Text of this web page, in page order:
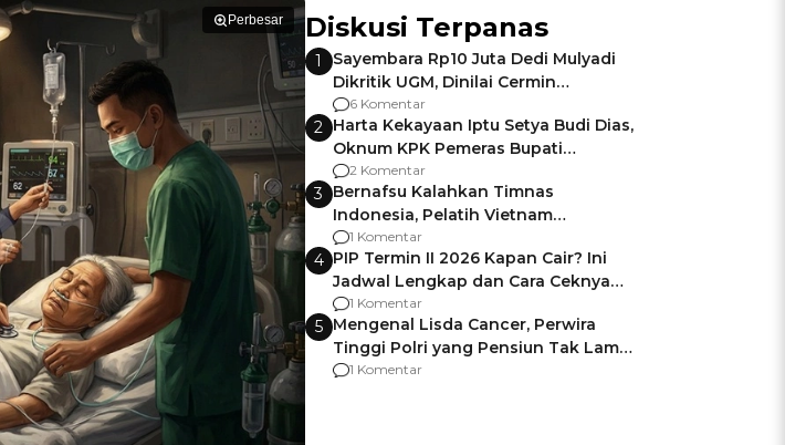
Perbesar Diskusi Terpanas
1
Sayembara Rp10 Juta Dedi Mulyadi
Dikritik UGM, Dinilai Cermin
Gagalnya Negara Jamin Keamanan
6 Komentar
2 Harta Kekayaan Iptu Setya Budi Dias,
Oknum KPK Pemeras Bupati
Pemalang
2 Komentar
3 Bernafsu Kalahkan Timnas
Indonesia, Pelatih Vietnam
Berencana Pakai Jimat di Pakansari
1 Komentar
4 PIP Termin II 2026 Kapan Cair? Ini
Jadwal Lengkap dan Cara Ceknya
agar Dana Tidak Hangus!
1 Komentar
5 Mengenal Lisda Cancer, Perwira
Tinggi Polri yang Pensiun Tak Lama
Usai Jadi Brigjen
1 Komentar